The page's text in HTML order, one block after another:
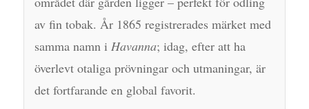
av fin tobak. År 1865 registrerades märket med
samma namn i Havanna; idag, efter att ha
överlevt otaliga prövningar och utmaningar, är
det fortfarande en global favorit.